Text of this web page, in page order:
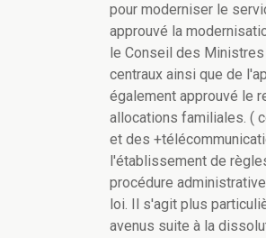
pour moderniser le
approuvé la
le Conseil des
centraux ainsi que de
également approuvé le
allocations familiales. (
et des
l'établissement de
procédure
loi. Il s'agit plus
avenus suite à la